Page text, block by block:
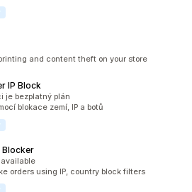
208
and content theft on your store
IP Block
10
je bezplatný plán
blokace zemí, IP a botů
Blocker
10
orders using IP, country block filters